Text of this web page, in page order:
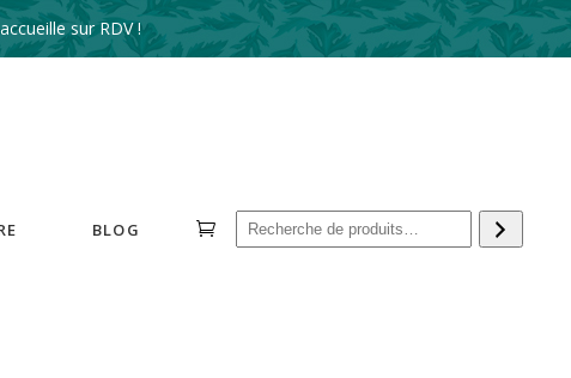
sur RDV !
BLOG